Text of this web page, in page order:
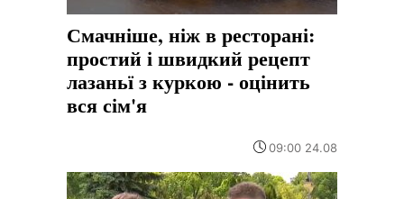
Смачніше, ніж в ресторані:
простий і швидкий рецепт
лазаньї з куркою - оцінить
вся сім'я
09:00 24.08